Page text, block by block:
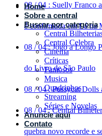
08 / 04 : Suelly Franco
é confirmada em Lá na
08 / 04 : Jogo a Longo
do Livro de São Paulo
08 / 04 : Pussycat Dolls
08 / 04 : Central
quebra novo recorde e
Home
Sobre a central
Buscar por categoria
Central
Central Celebra
Cinema
Críticas
Famosos
Musica
Quadrinhos
Streaming
Séries e Novelas
Anuncie aqui
Contato